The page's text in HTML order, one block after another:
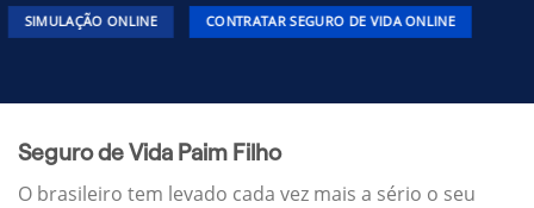
SIMULAÇÃO ONLINE CONTRATAR SEGURO DE VIDA ONLINE
Seguro de Vida Paim Filho
O brasileiro tem levado cada vez mais a sério o seu